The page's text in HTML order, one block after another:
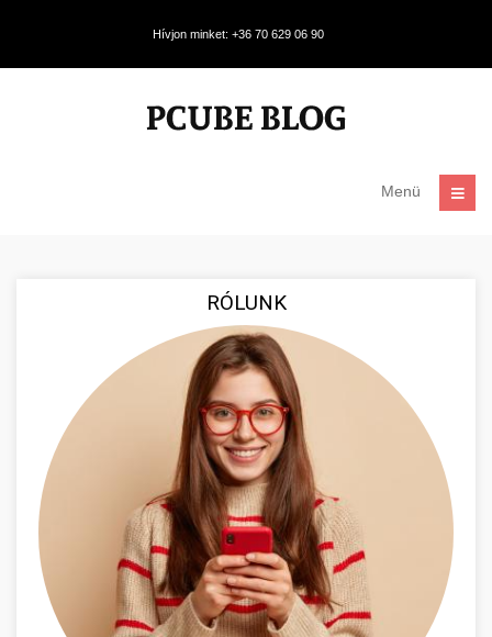
Hívjon minket: +36 70 629 06 90
Menü
RÓLUNK